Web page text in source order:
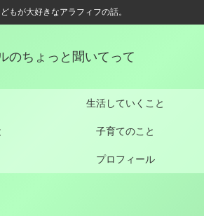
もが大好きなアラフィフの話。
のちょっと聞いてって
生活していくこと
子育てのこと
プロフィール